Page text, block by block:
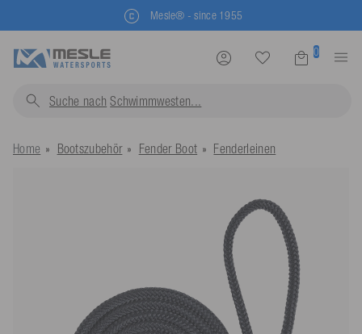
Kostenlose Rücksendung
0
Suche nach Schwimmwesten...
Home Bootszubehör Fender Boot Fenderleinen